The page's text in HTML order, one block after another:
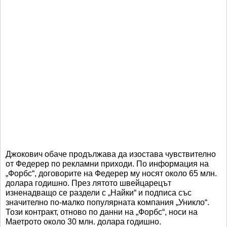
Джокович обаче продължава да изостава чувствително
от Федерер по рекламни приходи. По информация на
„Форбс“, договорите на Федерер му носят около 65 млн.
долара годишно. През лятото швейцарецът
изненадващо се раздели с „Найки“ и подписа със
значително по-малко популярната компания „Уникло“.
Този контракт, отново по данни на „Форбс“, носи на
Маетрото около 30 млн. долара годишно.